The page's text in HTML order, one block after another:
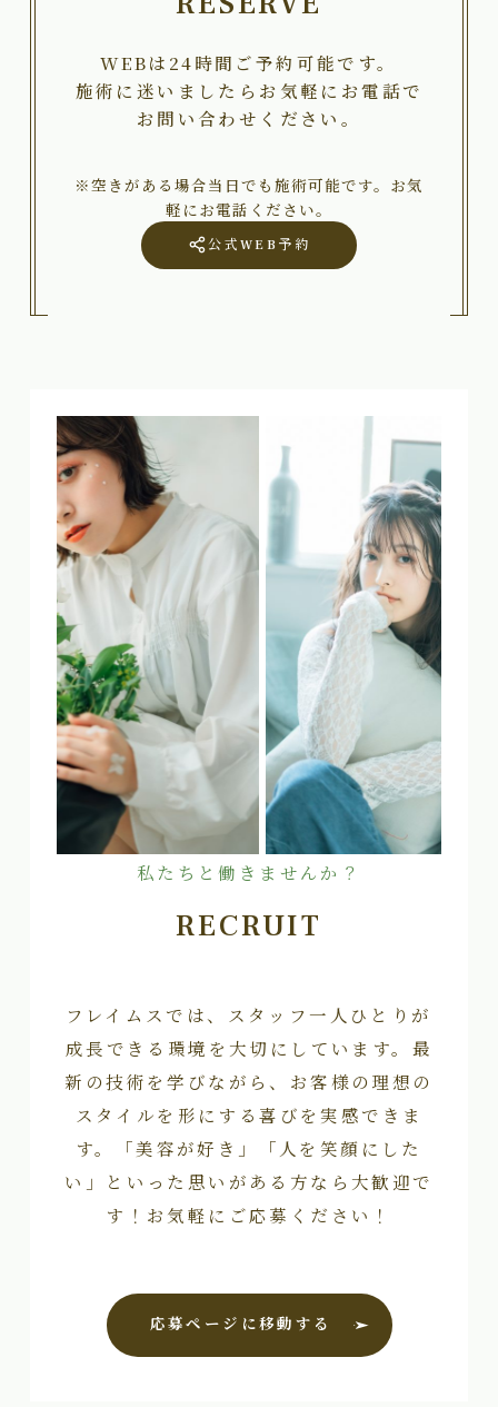
WEBは24時間ご予約可能です。
施術に迷いましたらお気軽にお電話で
お問い合わせください。
※空きがある場合当日でも施術可能です。お気
軽にお電話ください。
公式WEB予約
私たちと働きませんか？
RECRUIT
フレイムスでは、スタッフ一人ひとりが
成長できる環境を大切にしています。最
新の技術を学びながら、お客様の理想の
スタイルを形にする喜びを実感できま
す。「美容が好き」「人を笑顔にした
い」といった思いがある方なら大歓迎で
す！お気軽にご応募ください！
応募ページに移動する